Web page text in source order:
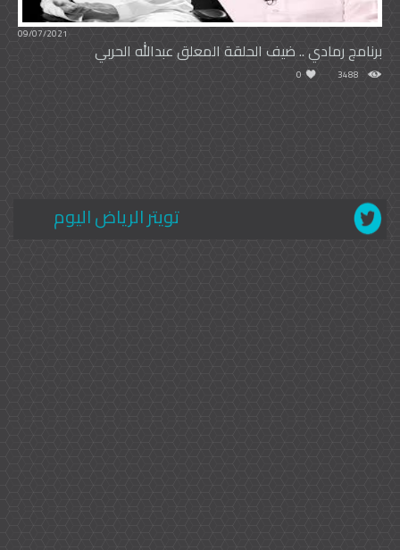
09/07/2021
برنامج رمادي .. ضيف الحلقة المعلق عبدالله الحربي
3488
0
تويتر الرياض اليوم